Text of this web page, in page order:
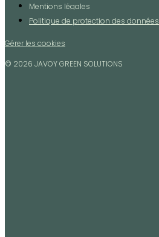
Mentions légales
Politique de protection des
Gérer les cookies
© 2026 JAVOY GREEN SOLUTIONS